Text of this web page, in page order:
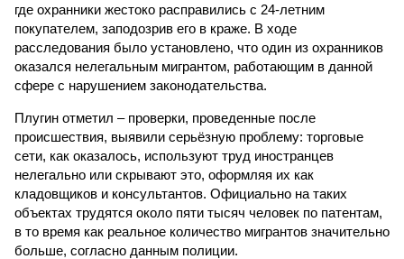
где охранники жестоко расправились с 24-летним
покупателем, заподозрив его в краже. В ходе
расследования было установлено, что один из охранников
оказался нелегальным мигрантом, работающим в данной
сфере с нарушением законодательства.
Плугин отметил – проверки, проведенные после
происшествия, выявили серьёзную проблему: торговые
сети, как оказалось, используют труд иностранцев
нелегально или скрывают это, оформляя их как
кладовщиков и консультантов. Официально на таких
объектах трудятся около пяти тысяч человек по патентам,
в то время как реальное количество мигрантов значительно
больше, согласно данным полиции.